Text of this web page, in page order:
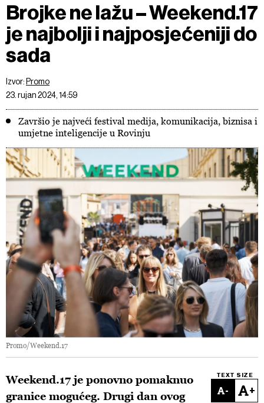
Brojke ne lažu – Weekend.17
je najbolji i najposjećeniji do
sada
Izvor: Promo
23. rujan 2024, 14:59
Završio je najveći festival medija, komunikacija, biznisa i
umjetne inteligencije u Rovinju
Promo/Weekend.17
TEXT SIZE
- +
Weekend.17 je ponovno pomaknuo
granice mogućeg. Drugi dan ovog